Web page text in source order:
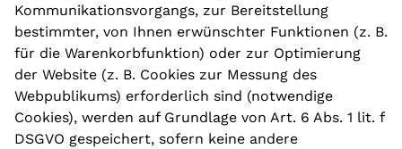
Kommunikationsvorgangs, zur Bereitstellung
bestimmter, von Ihnen erwünschter Funktionen (z. B.
für die Warenkorbfunktion) oder zur Optimierung
der Website (z. B. Cookies zur Messung des
Webpublikums) erforderlich sind (notwendige
Cookies), werden auf Grundlage von Art. 6 Abs. 1 lit. f
DSGVO gespeichert, sofern keine andere